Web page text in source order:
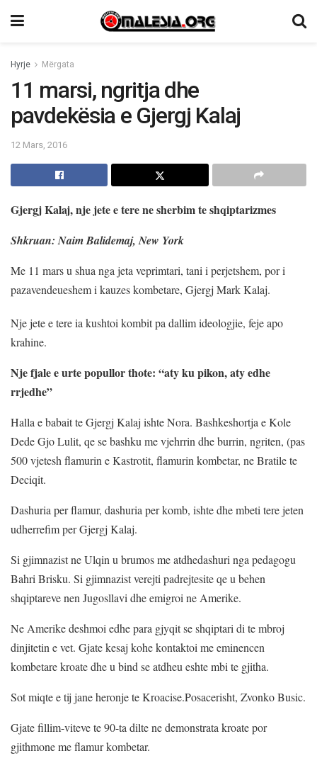
Hyrje Mërgata
11 marsi, ngritja dhe
pavdekësia e Gjergj Kalaj
12 Mars, 2016
Gjergj Kalaj, nje jete e tere ne sherbim te shqiptarizmes
Shkruan: Naim Balidemaj, New York
Me 11 mars u shua nga jeta veprimtari, tani i perjetshem, por i
pazavendeueshem i kauzes kombetare, Gjergj Mark Kalaj.
Nje jete e tere ia kushtoi kombit pa dallim ideologjie, feje apo
krahine.
Nje fjale e urte popullor thote: “aty ku pikon, aty edhe
rrjedhe”
Halla e babait te Gjergj Kalaj ishte Nora. Bashkeshortja e Kole
Dede Gjo Lulit, qe se bashku me vjehrrin dhe burrin, ngriten, (pas
500 vjetesh flamurin e Kastrotit, flamurin kombetar, ne Bratile te
Deciqit.
Dashuria per flamur, dashuria per komb, ishte dhe mbeti tere jeten
udherrefim per Gjergj Kalaj.
Si gjimnazist ne Ulqin u brumos me atdhedashuri nga pedagogu
Bahri Brisku. Si gjimnazist verejti padrejtesite qe u behen
shqiptareve nen Jugosllavi dhe emigroi ne Amerike.
Ne Amerike deshmoi edhe para gjyqit se shqiptari di te mbroj
dinjitetin e vet. Gjate kesaj kohe kontaktoi me eminencen
kombetare kroate dhe u bind se atdheu eshte mbi te gjitha.
Sot miqte e tij jane heronje te Kroacise.Posacerisht, Zvonko Busic.
Gjate fillim-viteve te 90-ta dilte ne demonstrata kroate por
gjithmone me flamur kombetar.